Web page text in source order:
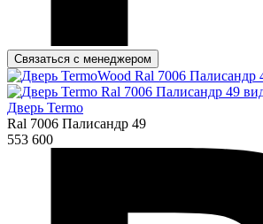
Связаться с менеджером
Дверь Termo
Ral 7006 Палисандр 49
553 600